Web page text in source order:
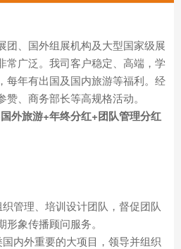
团、国外组展机构及大型国家级展
常广泛。我司客户稳定、高端，学
每年有出国及国内旅游等福利。经
、商务部长等高规格活动。
外旅游+年终分红+团队管理分红
管理、培训设计团队，督促团队
象传播顾问服务。
内外重要的大项目，领导并组织